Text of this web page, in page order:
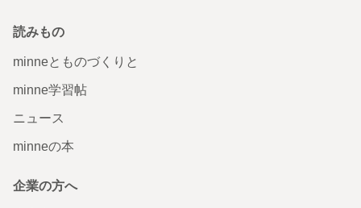
読みもの
minneとものづくりと
minne学習帖
ニュース
minneの本
企業の方へ